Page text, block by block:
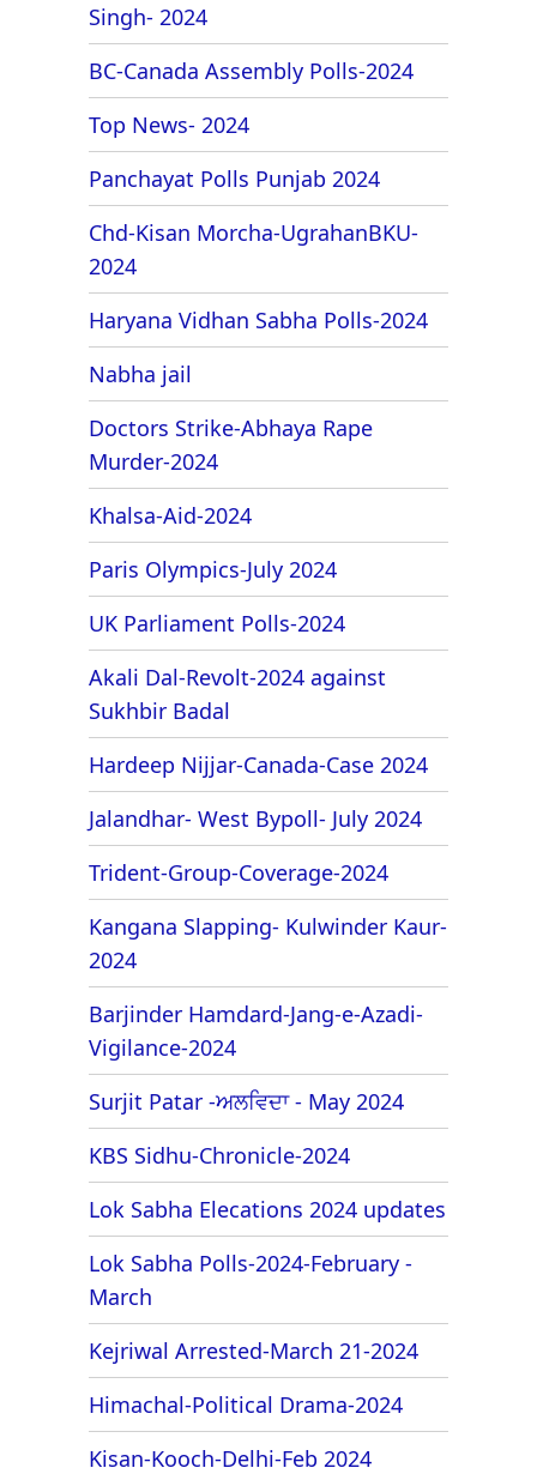
Singh- 2024
BC-Canada Assembly Polls-2024
Top News- 2024
Panchayat Polls Punjab 2024
Chd-Kisan Morcha-UgrahanBKU-
2024
Haryana Vidhan Sabha Polls-2024
Nabha jail
Doctors Strike-Abhaya Rape
Murder-2024
Khalsa-Aid-2024
Paris Olympics-July 2024
UK Parliament Polls-2024
Akali Dal-Revolt-2024 against
Sukhbir Badal
Hardeep Nijjar-Canada-Case 2024
Jalandhar- West Bypoll- July 2024
Trident-Group-Coverage-2024
Kangana Slapping- Kulwinder Kaur-
2024
Barjinder Hamdard-Jang-e-Azadi-
Vigilance-2024
Surjit Patar -ਅਲਵਿਦਾ - May 2024
KBS Sidhu-Chronicle-2024
Lok Sabha Elecations 2024 updates
Lok Sabha Polls-2024-February -
March
Kejriwal Arrested-March 21-2024
Himachal-Political Drama-2024
Kisan-Kooch-Delhi-Feb 2024